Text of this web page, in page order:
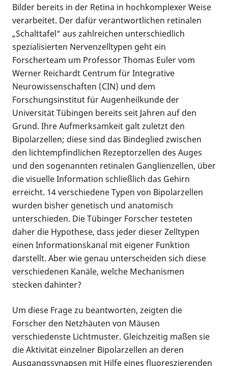
Bilder bereits in der Retina in hochkomplexer Weise
verarbeitet. Der dafür verantwortlichen retinalen
„Schalttafel“ aus zahlreichen unterschiedlich
spezialisierten Nervenzelltypen geht ein
Forscherteam um Professor Thomas Euler vom
Werner Reichardt Centrum für Integrative
Neurowissenschaften (CIN) und dem
Forschungsinstitut für Augenheilkunde der
Universität Tübingen bereits seit Jahren auf den
Grund. Ihre Aufmerksamkeit galt zuletzt den
Bipolarzellen; diese sind das Bindeglied zwischen
den lichtempfindlichen Rezeptorzellen des Auges
und den sogenannten retinalen Ganglienzellen, über
die visuelle Information schließlich das Gehirn
erreicht. 14 verschiedene Typen von Bipolarzellen
wurden bisher genetisch und anatomisch
unterschieden. Die Tübinger Forscher testeten
daher die Hypothese, dass jeder dieser Zelltypen
einen Informationskanal mit eigener Funktion
darstellt. Aber wie genau unterscheiden sich diese
verschiedenen Kanäle, welche Mechanismen
stecken dahinter?
Um diese Frage zu beantworten, zeigten die
Forscher den Netzhäuten von Mäusen
verschiedenste Lichtmuster. Gleichzeitig maßen sie
die Aktivität einzelner Bipolarzellen an deren
Ausgangssynapsen mit Hilfe eines fluoreszierenden